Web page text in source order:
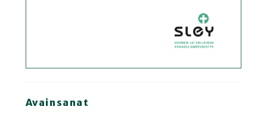
Avainsanat